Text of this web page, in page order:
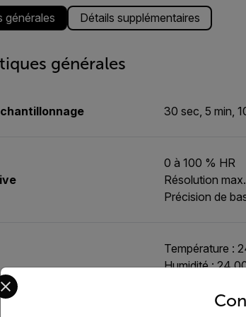
générales Détails supplémentaires
générales
30 sec, 5 min,
0 à 100 % HR
Résolution
Précision de
Température :
Humidité : 24
Select your preferred country and language